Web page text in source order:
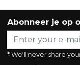
Abonneer je op
* We'll never share